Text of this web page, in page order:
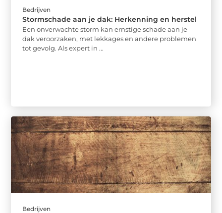
Bedrijven
Stormschade aan je dak: Herkenning en herstel
Een onverwachte storm kan ernstige schade aan je
dak veroorzaken, met lekkages en andere problemen
tot gevolg. Als expert in ...
Bedrijven